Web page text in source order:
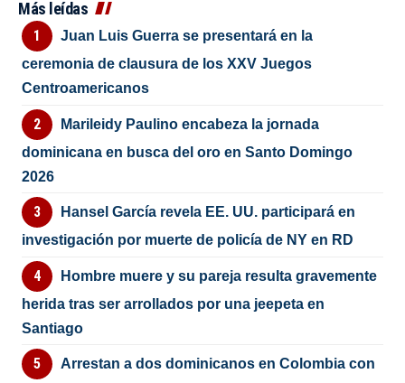
Más leídas
Juan Luis Guerra se presentará en la
ceremonia de clausura de los XXV Juegos
Centroamericanos
Marileidy Paulino encabeza la jornada
dominicana en busca del oro en Santo Domingo
2026
Hansel García revela EE. UU. participará en
investigación por muerte de policía de NY en RD
Hombre muere y su pareja resulta gravemente
herida tras ser arrollados por una jeepeta en
Santiago
Arrestan a dos dominicanos en Colombia con